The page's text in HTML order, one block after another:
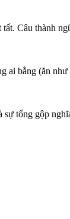
Câu thành
ai bằng (ăn
tổng gộp